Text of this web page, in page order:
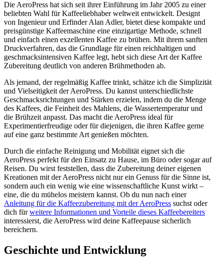
Die AeroPress hat sich seit ihrer Einführung im Jahr 2005 zu einer
beliebten Wahl für Kaffeeliebhaber weltweit entwickelt. Designt
von Ingenieur und Erfinder Alan Adler, bietet diese kompakte und
preisgünstige Kaffeemaschine eine einzigartige Methode, schnell
und einfach einen exzellenten Kaffee zu brühen. Mit ihrem sanften
Druckverfahren, das die Grundlage für einen reichhaltigen und
geschmacksintensiven Kaffee legt, hebt sich diese Art der Kaffee
Zubereitung deutlich von anderen Brühmethoden ab.
Als jemand, der regelmäßig Kaffee trinkt, schätze ich die Simplizität
und Vielseitigkeit der AeroPress. Du kannst unterschiedlichste
Geschmacksrichtungen und Stärken erzielen, indem du die Menge
des Kaffees, die Feinheit des Mahlens, die Wassertemperatur und
die Brühzeit anpasst. Das macht die AeroPress ideal für
Experimentierfreudige oder für diejenigen, die ihren Kaffee gerne
auf eine ganz bestimmte Art genießen möchten.
Durch die einfache Reinigung und Mobilität eignet sich die
AeroPress perfekt für den Einsatz zu Hause, im Büro oder sogar auf
Reisen. Du wirst feststellen, dass die Zubereitung deiner eigenen
Kreationen mit der AeroPress nicht nur ein Genuss für die Sinne ist,
sondern auch ein wenig wie eine wissenschaftliche Kunst wirkt –
eine, die du mühelos meistern kannst. Ob du nun nach einer
Anleitung für die Kaffeezubereitung mit der AeroPress suchst oder
dich fürweitere Informationen und Vorteile dieses Kaffeebereiters
interessierst, die AeroPress wird deine Kaffeepause sicherlich
bereichern.
Geschichte und Entwicklung